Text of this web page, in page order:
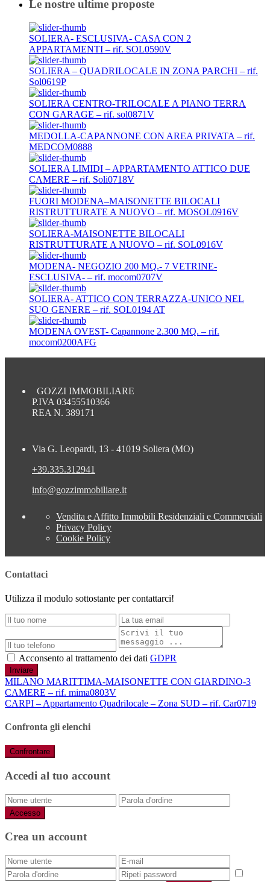
Le nostre ultime proposte
SOLIERA- ESCLUSIVA- CASA CON 2
APPARTAMENTI – rif. SOL0590V
SOLIERA – QUADRILOCALE IN ZONA PARCHI – rif.
Sol0619P
SOLIERA CENTRO-TRILOCALE A PIANO TERRA
CON GARAGE – rif. sol0871V
MEDOLLA-CAPANNONE CON AREA PRIVATA – rif.
MEDCOM0888
SOLIERA LIMIDI – APPARTAMENTO ATTICO DUE
CAMERE – rif. Soli0718V
FUORI MODENA–MAISONETTE BILOCALI
RISTRUTTURATE A NUOVO – rif. MOSOL0916V
SOLIERA-MAISONETTE BILOCALI
RISTRUTTURATE A NUOVO – rif. SOL0916V
MODENA- NEGOZIO 200 MQ.- 7 VETRINE-
ESCLUSIVA- – rif. mocom0707V
SOLIERA- ATTICO CON TERRAZZA-UNICO NEL
SUO GENERE – rif. SOL0194 AT
MODENA OVEST- Capannone 2.300 MQ. – rif.
mocom0200AFG
GOZZI IMMOBILIARE
P.IVA 03455510366
REA N. 389171
Via G. Leopardi, 13 - 41019 Soliera (MO)
+39.335.312941
info@gozzimmobiliare.it
Vendita e Affitto Immobili Residenziali e Commerciali
Privacy Policy
Cookie Policy
Contattaci
Utilizza il modulo sottostante per contattarci!
Acconsento al trattamento dei dati GDPR
Inviare
MILANO MARITTIMA-MAISONETTE CON GIARDINO-3
CAMERE – rif. mima0803V
CARPI – Appartamento Quadrilocale – Zona SUD – rif. Car0719
Confronta gli elenchi
Confrontare
Accedi al tuo account
Accesso
Crea un account